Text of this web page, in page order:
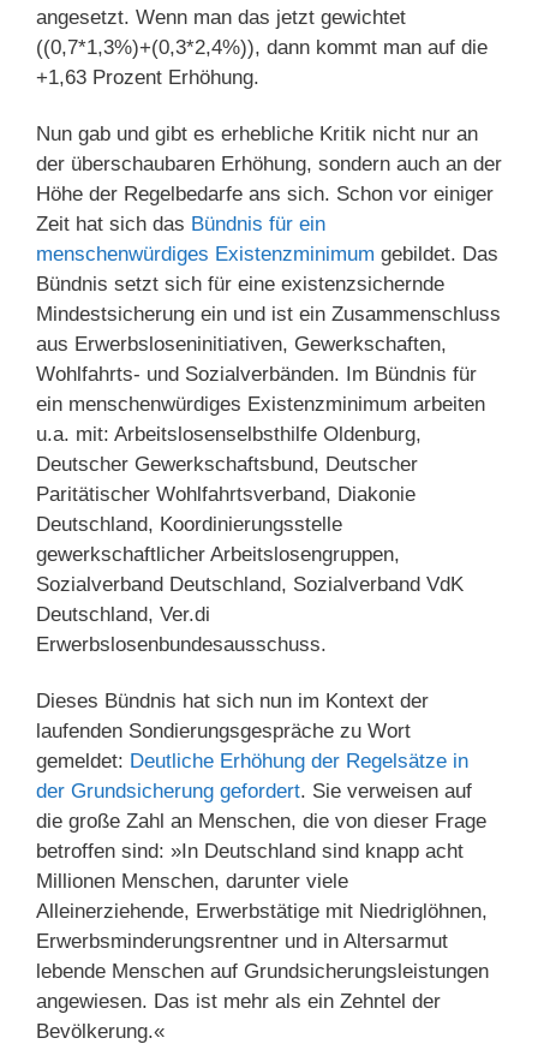
angesetzt. Wenn man das jetzt gewichtet
((0,7*1,3%)+(0,3*2,4%)), dann kommt man auf die
+1,63 Prozent Erhöhung.
Nun gab und gibt es erhebliche Kritik nicht nur an
der überschaubaren Erhöhung, sondern auch an der
Höhe der Regelbedarfe ans sich. Schon vor einiger
Zeit hat sich das Bündnis für ein
menschenwürdiges Existenzminimum gebildet. Das
Bündnis setzt sich für eine existenzsichernde
Mindestsicherung ein und ist ein Zusammenschluss
aus Erwerbsloseninitiativen, Gewerkschaften,
Wohlfahrts- und Sozialverbänden. Im Bündnis für
ein menschenwürdiges Existenzminimum arbeiten
u.a. mit: Arbeitslosenselbsthilfe Oldenburg,
Deutscher Gewerkschaftsbund, Deutscher
Paritätischer Wohlfahrtsverband, Diakonie
Deutschland, Koordinierungsstelle
gewerkschaftlicher Arbeitslosengruppen,
Sozialverband Deutschland, Sozialverband VdK
Deutschland, Ver.di
Erwerbslosenbundesausschuss.
Dieses Bündnis hat sich nun im Kontext der
laufenden Sondierungsgespräche zu Wort
gemeldet: Deutliche Erhöhung der Regelsätze in
der Grundsicherung gefordert. Sie verweisen auf
die große Zahl an Menschen, die von dieser Frage
betroffen sind: »In Deutschland sind knapp acht
Millionen Menschen, darunter viele
Alleinerziehende, Erwerbstätige mit Niedriglöhnen,
Erwerbsminderungsrentner und in Altersarmut
lebende Menschen auf Grundsicherungsleistungen
angewiesen. Das ist mehr als ein Zehntel der
Bevölkerung.«